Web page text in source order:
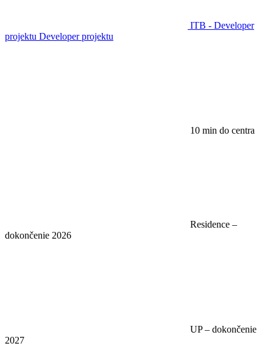
ITB - Developer
projektu Developer projektu
10 min do centra
Residence –
dokončenie 2026
UP – dokončenie
2027